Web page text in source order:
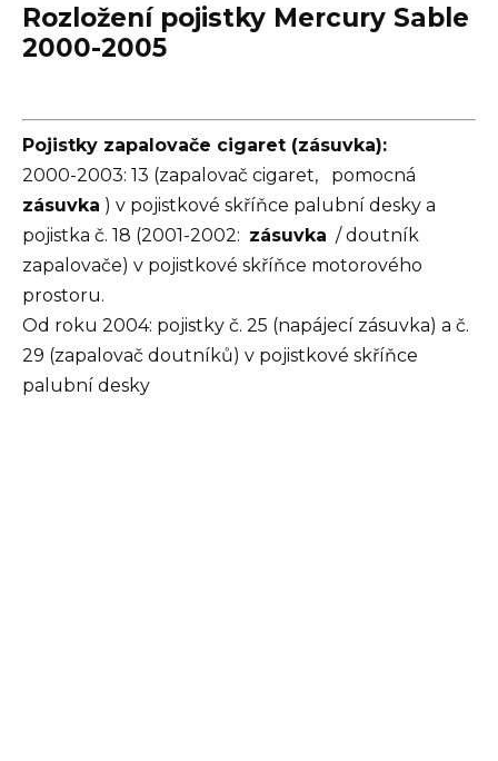
Rozložení pojistky Mercury Sable
2000-2005
Pojistky zapalovače cigaret (zásuvka):
2000-2003: 13 (zapalovač cigaret,
pomocná
zásuvka ) v pojistkové skříňce palubní desky a
pojistka č. 18 (2001-2002: zásuvka / doutník
zapalovače) v pojistkové skříňce motorového
prostoru.
Od roku 2004: pojistky č. 25 (napájecí zásuvka) a č.
29 (zapalovač doutníků) v pojistkové skříňce
palubní desky